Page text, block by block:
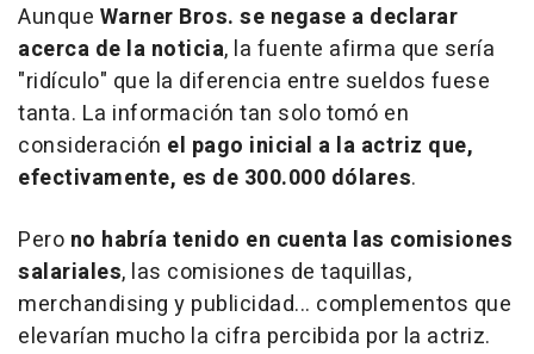
Aunque Warner Bros. se negase a declarar
acerca de la noticia, la fuente afirma que sería
"ridículo" que la diferencia entre sueldos fuese
tanta. La información tan solo tomó en
consideración el pago inicial a la actriz que,
efectivamente, es de 300.000 dólares.
Pero no habría tenido en cuenta las comisiones
salariales, las comisiones de taquillas,
merchandising y publicidad... complementos que
elevarían mucho la cifra percibida por la actriz.